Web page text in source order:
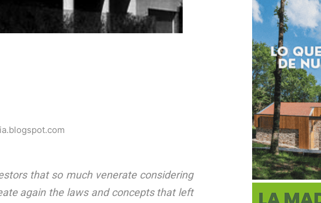
that so much venerate considering
again the laws and concepts that left